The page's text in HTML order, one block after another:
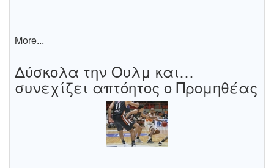
More...
Δύσκολα την Ουλμ και…
συνεχίζει απτόητος ο Προμηθέας